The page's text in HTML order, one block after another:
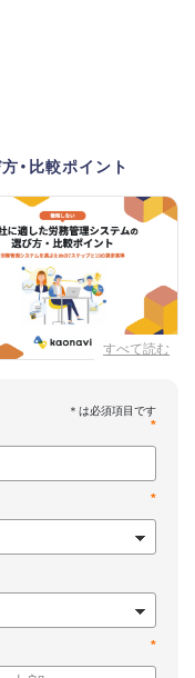
・比較ポイント
すべて読む
*
*
*